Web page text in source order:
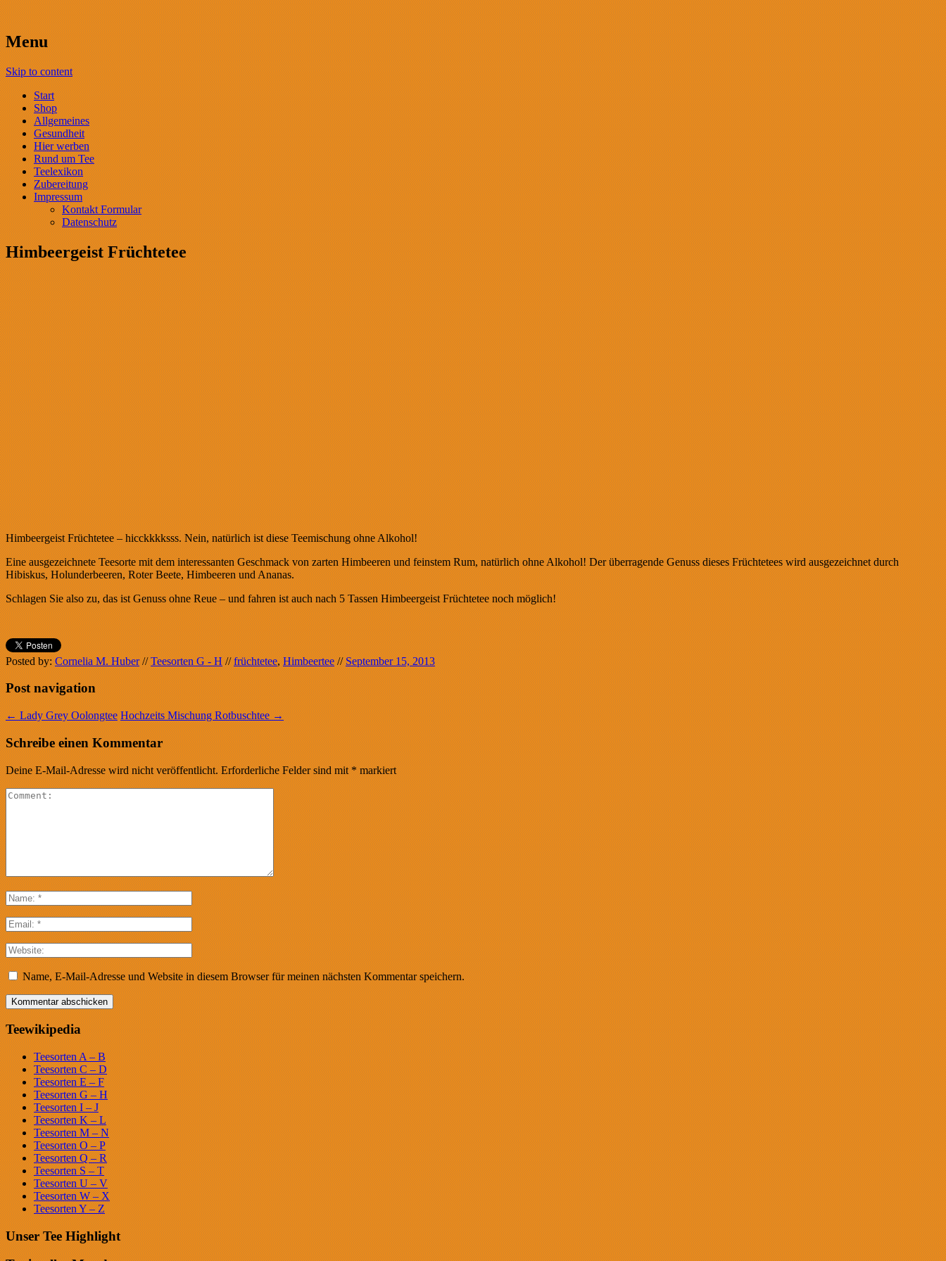
Menu
Skip to content
Start
Shop
Allgemeines
Gesundheit
Hier werben
Rund um Tee
Teelexikon
Zubereitung
Impressum
Kontakt Formular
Datenschutz
Himbeergeist Früchtetee
Himbeergeist Früchtetee – hicckkkksss. Nein, natürlich ist diese Teemischung ohne Alkohol!
Eine ausgezeichnete Teesorte mit dem interessanten Geschmack von zarten Himbeeren und feinstem Rum, natürlich ohne Alkohol! Der überragende Genuss dieses Früchtetees wird ausgezeichnet durch
Hibiskus, Holunderbeeren, Roter Beete, Himbeeren und Ananas.
Schlagen Sie also zu, das ist Genuss ohne Reue – und fahren ist auch nach 5 Tassen Himbeergeist Früchtetee noch möglich!
Posted by:Cornelia M. Huber // Teesorten G - H // früchtetee,Himbeertee // September 15, 2013
Post navigation
←Lady Grey Oolongtee Hochzeits Mischung Rotbuschtee→
Schreibe einen Kommentar
Deine E-Mail-Adresse wird nicht veröffentlicht. Erforderliche Felder sind mit*markiert
Name, E-Mail-Adresse und Website in diesem Browser für meinen nächsten Kommentar speichern.
Teewikipedia
Teesorten A – B
Teesorten C – D
Teesorten E – F
Teesorten G – H
Teesorten I – J
Teesorten K – L
Teesorten M – N
Teesorten O – P
Teesorten Q – R
Teesorten S – T
Teesorten U – V
Teesorten W – X
Teesorten Y – Z
Unser Tee Highlight